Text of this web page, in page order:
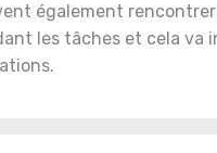
également
les tâches et cela va